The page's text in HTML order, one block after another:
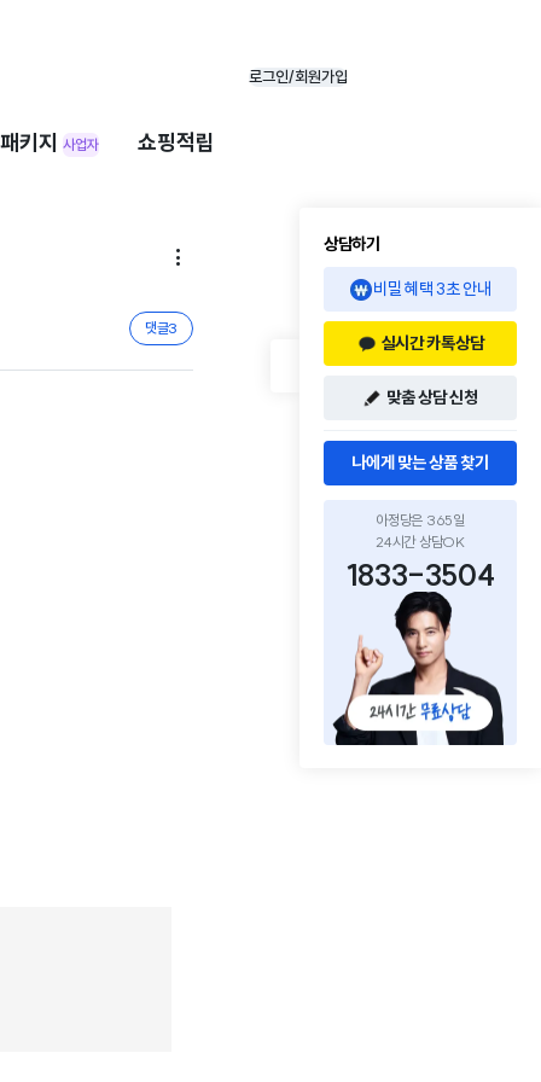
로그인/회원가입
키지 사업자 쇼핑적립

댓글3
상담하기
비밀 혜택 3초 안내
실시간 카톡상담
맞춤 상담 신청
나에게 맞는 상품 찾기
아정당은 365일
24시간 상담OK
1833-3504